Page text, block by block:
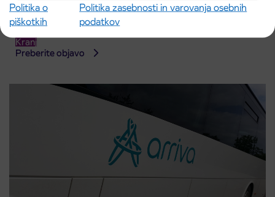
Politika o
piškotkih
Politika zasebnosti in varovanja osebnih
podatkov
3. 8. 2026
Obvestilo o popolni zapori ceste
ČEŠNJEVEK – TRATA
Kranj
Preberite objavo